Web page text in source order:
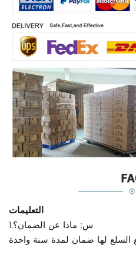
التعليمات
1.س: ماذا عن الضمان؟